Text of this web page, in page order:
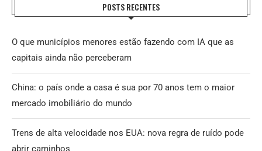
POSTS RECENTES
O que municípios menores estão fazendo com IA que as
capitais ainda não perceberam
China: o país onde a casa é sua por 70 anos tem o maior
mercado imobiliário do mundo
Trens de alta velocidade nos EUA: nova regra de ruído pode
abrir caminhos